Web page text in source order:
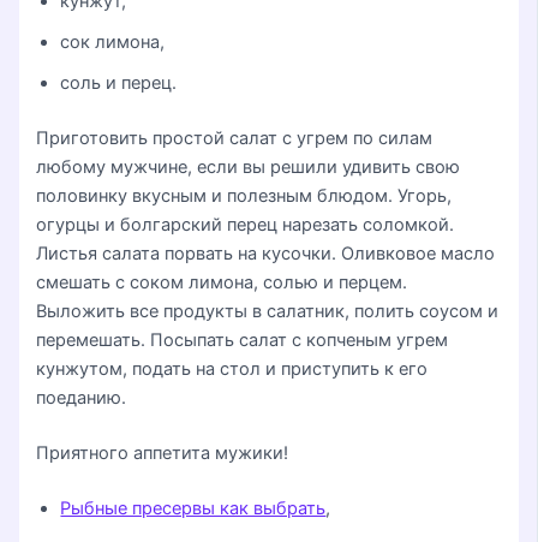
сок лимона,
соль и перец.
Приготовить простой салат с угрем по силам
любому мужчине, если вы решили удивить свою
половинку вкусным и полезным блюдом. Угорь,
огурцы и болгарский перец нарезать соломкой.
Листья салата порвать на кусочки. Оливковое масло
смешать с соком лимона, солью и перцем.
Выложить все продукты в салатник, полить соусом и
перемешать. Посыпать салат с копченым угрем
кунжутом, подать на стол и приступить к его
поеданию.
Приятного аппетита мужики!
Рыбные пресервы как выбрать,